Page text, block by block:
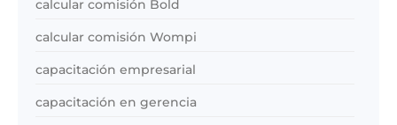
calcular comisión Bold
calcular comisión Wompi
capacitación empresarial
capacitación en gerencia